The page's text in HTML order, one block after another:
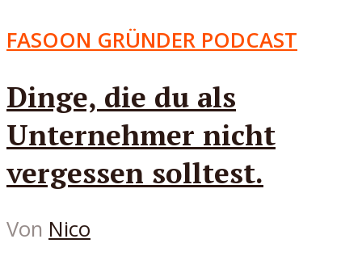
FASOON GRÜNDER PODCAST
Dinge, die du als
Unternehmer nicht
vergessen solltest.
Von Nico